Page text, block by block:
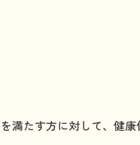
満たす方に対して、健